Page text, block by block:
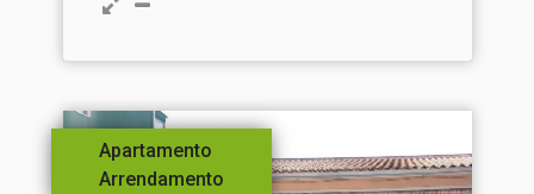
Apartamento
Arrendamento